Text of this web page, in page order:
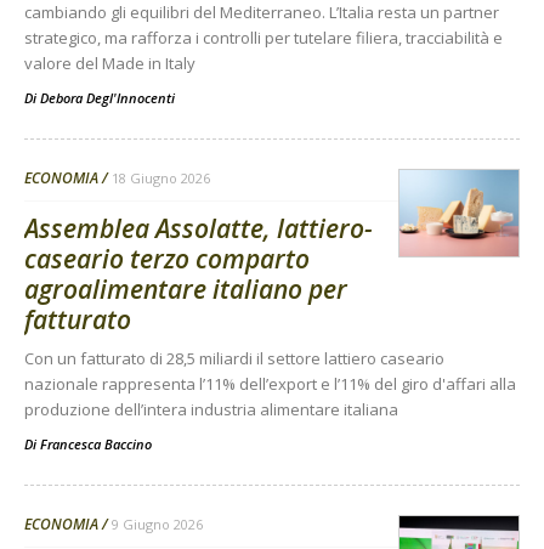
cambiando gli equilibri del Mediterraneo. L’Italia resta un partner
strategico, ma rafforza i controlli per tutelare filiera, tracciabilità e
valore del Made in Italy
Di Debora Degl'Innocenti
ECONOMIA 18 Giugno 2026
Assemblea Assolatte, lattiero-
caseario terzo comparto
agroalimentare italiano per
fatturato
Con un fatturato di 28,5 miliardi il settore lattiero caseario
nazionale rappresenta l’11% dell’export e l’11% del giro d'affari alla
produzione dell’intera industria alimentare italiana
Di Francesca Baccino
ECONOMIA 9 Giugno 2026